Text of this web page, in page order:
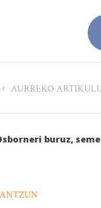
AURREKO
buruz,